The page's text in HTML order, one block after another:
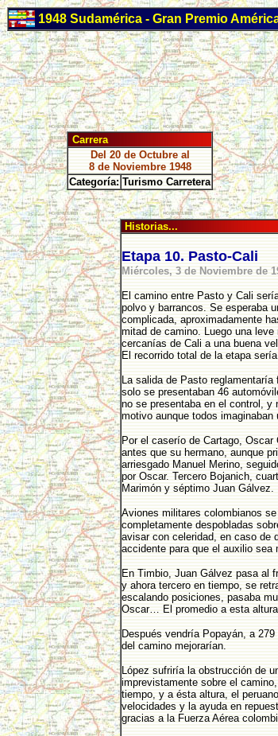
1948 Sudamérica - Gran Premio
Carrera
Del 20 de Octubre al
8 de Noviembre 1948
Categoría: Turismo Carretera
Historias...
Etapa 10. Pasto-Cali
Miércoles, 3 de Noviembre de
El camino entre Pasto y Cali
polvo y barrancos. Se esperaba
complicada, aproximadamente
mitad de camino. Luego una
cercanías de Cali a una buena
El recorrido total de la etapa
La salida de Pasto
solo se presentaban 46
no se presentaba en el control, y
motivo aunque todos imaginaban
Por el caserío de Cartago,
antes que su hermano, aunque
arriesgado Manuel Merino,
por Oscar. Tercero Bojanich,
Marimón y séptimo Juan Gálvez.
Aviones militares colombianos
completamente despobladas
avisar con celeridad, en caso de
accidente para que el auxilio sea
En Timbio, Juan Gálvez pasa al
y ahora tercero en tiempo, se
escalando posiciones, pasaba
Oscar… El promedio a esta
Después vendría Popayán, a
del camino mejorarían.
López sufriría la obstrucción de
imprevistamente sobre el
tiempo, y a ésta altura, el
velocidades y la ayuda en
gracias a la Fuerza Aérea